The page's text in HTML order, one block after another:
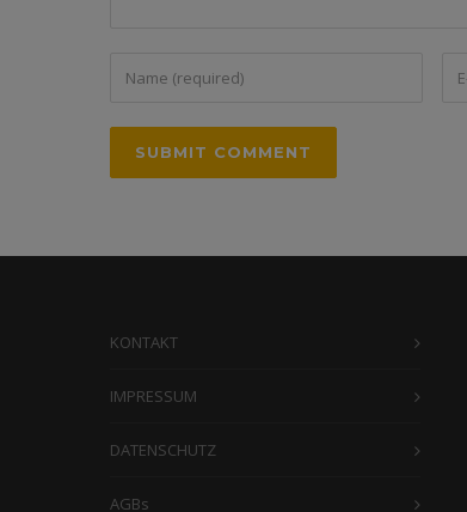
KONTAKT
IMPRESSUM
DATENSCHUTZ
AGBs